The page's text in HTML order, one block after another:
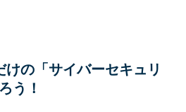
の「サイバーセキュリ
う！